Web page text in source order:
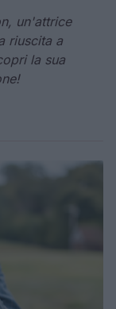
un'attrice
riuscita a
la sua